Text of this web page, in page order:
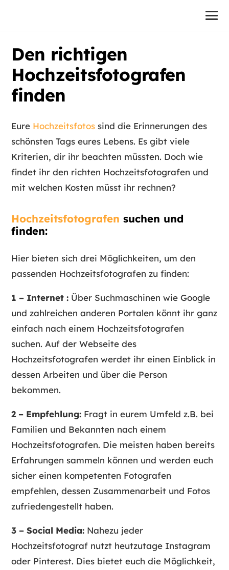
Den richtigen
Hochzeitsfotografen
finden
Eure Hochzeitsfotos sind die Erinnerungen des
schönsten Tags eures Lebens. Es gibt viele
Kriterien, dir ihr beachten müssten. Doch wie
findet ihr den richten Hochzeitsfotografen und
mit welchen Kosten müsst ihr rechnen?
Hochzeitsfotografen suchen und
finden:
Hier bieten sich drei Möglichkeiten, um den
passenden Hochzeitsfotografen zu finden:
1 – Internet : Über Suchmaschinen wie Google
und zahlreichen anderen Portalen könnt ihr ganz
einfach nach einem Hochzeitsfotografen
suchen. Auf der Webseite des
Hochzeitsfotografen werdet ihr einen Einblick in
dessen Arbeiten und über die Person
bekommen.
2 – Empfehlung: Fragt in eurem Umfeld z.B. bei
Familien und Bekannten nach einem
Hochzeitsfotografen. Die meisten haben bereits
Erfahrungen sammeln können und werden euch
sicher einen kompetenten Fotografen
empfehlen, dessen Zusammenarbeit und Fotos
zufriedengestellt haben.
3 – Social Media: Nahezu jeder
Hochzeitsfotograf nutzt heutzutage Instagram
oder Pinterest. Dies bietet euch die Möglichkeit,